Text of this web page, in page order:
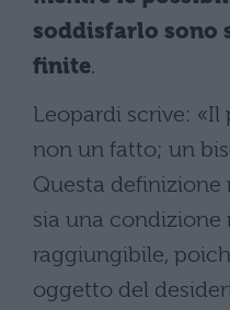
soddisfarlo sono
finite.
Leopardi scrive: «Il
non un fatto; un
Questa definizione
sia una
raggiungibile,
oggetto del